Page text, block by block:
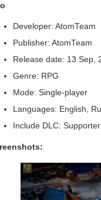
Developer: AtomTeam
Publisher: AtomTeam
Release date: 13 Sep,
Genre: RPG
Mode: Single-player
Languages: English,
Include DLC: